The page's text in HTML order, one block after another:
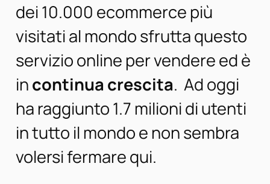
dei 10.000 ecommerce più
visitati al mondo sfrutta questo
servizio online per vendere ed è
incontinua crescita. Ad oggi
ha raggiunto 1.7 milioni di utenti
in tutto il mondo e non sembra
volersi fermare qui.